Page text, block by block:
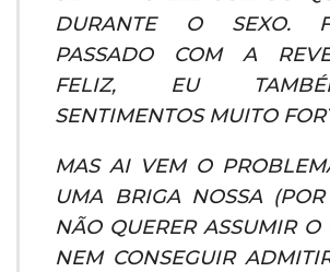
DURANTE O SEXO.
PASSADO COM A
FELIZ, EU
SENTIMENTOS MUITO
MAS AI VEM O
UMA BRIGA NOSSA
NÃO QUERER ASSUMIR O
NEM CONSEGUIR